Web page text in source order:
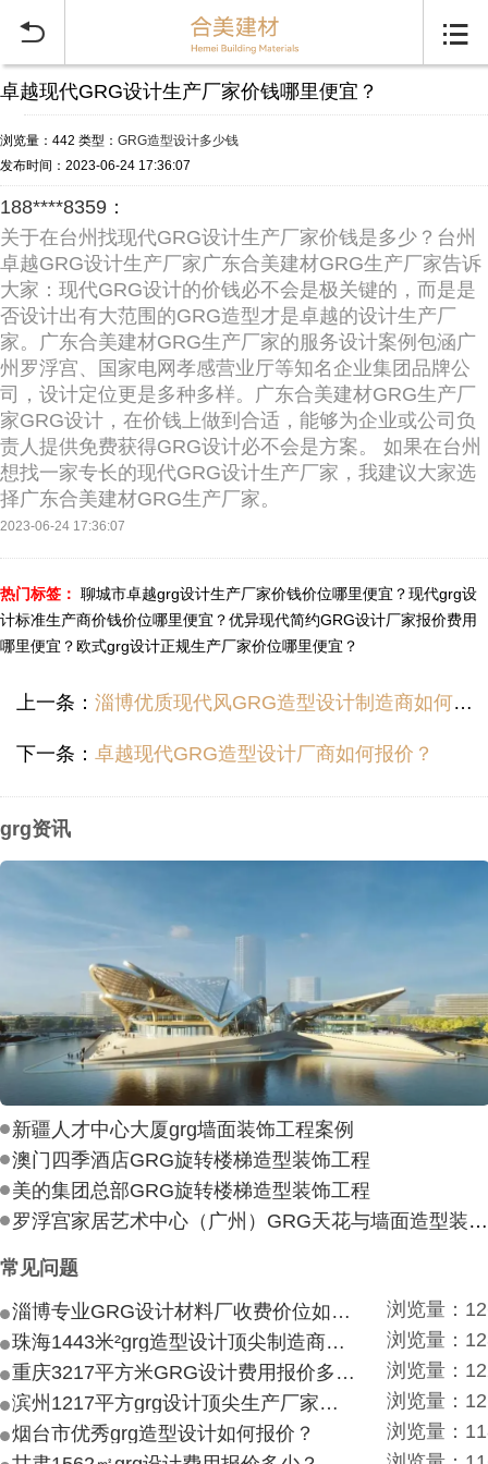
 
卓越现代GRG设计生产厂家价钱哪里便宜？
浏览量：442 类型： GRG造型设计多少钱
发布时间：2023-06-24 17:36:07
188****8359：
关于在台州找现代GRG设计生产厂家价钱是多少？台州
卓越GRG设计生产厂家广东合美建材GRG生产厂家告诉
大家：现代GRG设计的价钱必不会是极关键的，而是是
否设计出有大范围的GRG造型才是卓越的设计生产厂
家。广东合美建材GRG生产厂家的服务设计案例包涵广
州罗浮宫、国家电网孝感营业厅等知名企业集团品牌公
司，设计定位更是多种多样。广东合美建材GRG生产厂
家GRG设计，在价钱上做到合适，能够为企业或公司负
责人提供免费获得GRG设计必不会是方案。 如果在台州
想找一家专长的现代GRG设计生产厂家，我建议大家选
择广东合美建材GRG生产厂家。
2023-06-24 17:36:07
热门标签： 聊城市卓越grg设计生产厂家价钱价位哪里便宜？现代grg设
计标准生产商价钱价位哪里便宜？优异现代简约GRG设计厂家报价费用
哪里便宜？欧式grg设计正规生产厂家价位哪里便宜？
上一条： 淄博优质现代风GRG造型设计制造商如何报价？
下一条： 卓越现代GRG造型设计厂商如何报价？
grg资讯
新疆人才中心大厦grg墙面装饰工程案例
澳门四季酒店GRG旋转楼梯造型装饰工程
美的集团总部GRG旋转楼梯造型装饰工程
罗浮宫家居艺术中心（广州）GRG天花与墙面造型装饰工程
常见问题
淄博专业GRG设计材料厂收费价位如何？
浏览量：
珠海1443米²grg造型设计顶尖制造商付费付费多少？
浏览量：
重庆3217平方米GRG设计费用报价多少？
浏览量：
滨州1217平方grg设计顶尖生产厂家价目如何？
浏览量：
烟台市优秀grg造型设计如何报价？
浏览量：